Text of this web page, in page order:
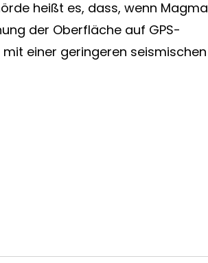
heißt es, dass, wenn Magma
der Oberfläche auf GPS-
einer geringeren seismischen